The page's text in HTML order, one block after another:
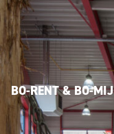
BO-RENT & BO-MIJ